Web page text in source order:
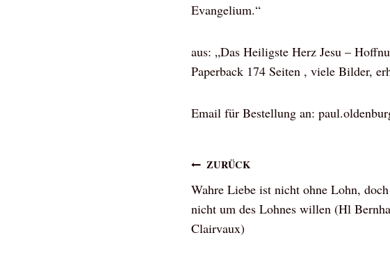
Evangelium.“
aus: „Das Heiligste Herz Jesu –
Paperback 174 Seiten , viele Bilder,
Email für Bestellung an:
Beitragsnavigation
ZURÜCK
Wahre Liebe ist nicht ohne Lohn,
nicht um des Lohnes willen (Hl
Clairvaux)